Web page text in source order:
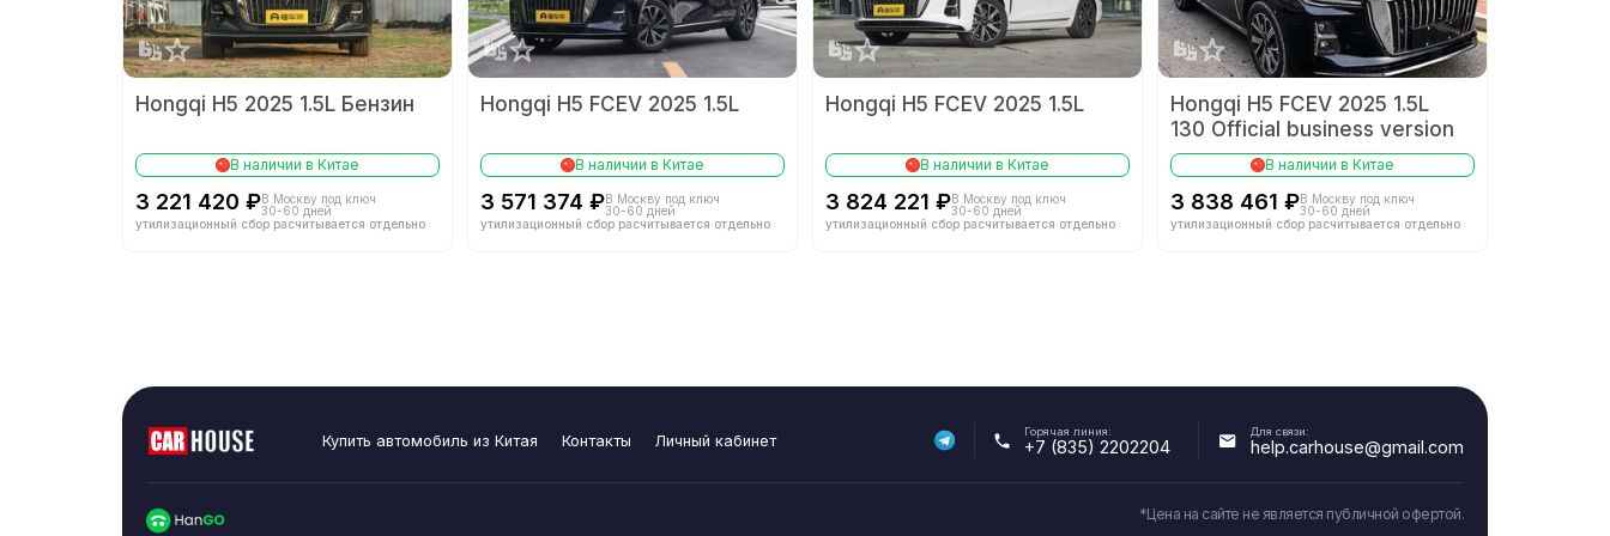
Тип впуска - Система питания -
Материал головки блока цилиндров - Материал блока цилиндров -
Компоновка двигателя -
Электродвигатели
Тип мотора - Компоновка двигателя - Описание электродвигателя
Батарея
Hongqi H5 2025 1.5L Бензин
В наличии в Китае
3 221 420 ₽В Москву под ключ
30-60 дней
утилизационный сбор расчитывается отдельно
Hongqi H5 FCEV 2025 1.5L
В наличии в Китае
3 571 374 ₽В Москву под ключ
30-60 дней
утилизационный сбор расчитывается отдельно
Hongqi H5 FCEV 2025 1.5L
В наличии в Китае
3 824 221 ₽В Москву под ключ
30-60 дней
утилизационный сбор расчитывается отдельно
Hongqi H5 FCEV 2025 1.5L
130 Official business version
В наличии в Китае
3 838 461 ₽В Москву под ключ
30-60 дней
утилизационный сбор расчитывается отдельно
Купить автомобиль из Китая Контакты Личный кабинет
Горячая линия:
+7 (835) 2202204
Для связи:
help.carhouse@gmail.com
*Цена на сайте не является публичной офертой.